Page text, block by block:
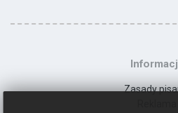
Zasady